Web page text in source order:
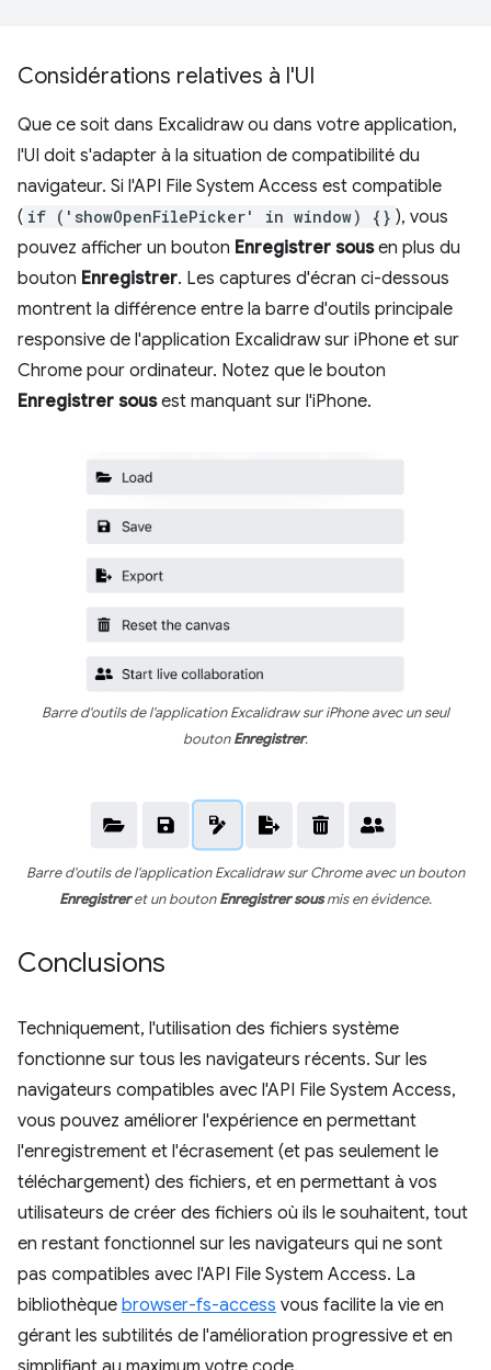
Considérations relatives à l'UI
Que ce soit dans Excalidraw ou dans votre application,
l'UI doit s'adapter à la situation de compatibilité du
navigateur. Si l'API File System Access est compatible
( if ('showOpenFilePicker' in window) {} ), vous
pouvez afficher un bouton Enregistrer sousen plus du
bouton Enregistrer. Les captures d'écran ci-dessous
montrent la différence entre la barre d'outils principale
responsive de l'application Excalidraw sur iPhone et sur
Chrome pour ordinateur. Notez que le bouton
Enregistrer sousest manquant sur l'iPhone.
Barre d'outils de l'application Excalidraw sur iPhone avec un seul
boutonEnregistrer.
Barre d'outils de l'application Excalidraw sur Chrome avec un bouton
Enregistreret un boutonEnregistrer sousmis en évidence.
Conclusions
Techniquement, l'utilisation des fichiers système
fonctionne sur tous les navigateurs récents. Sur les
navigateurs compatibles avec l'API File System Access,
vous pouvez améliorer l'expérience en permettant
l'enregistrement et l'écrasement (et pas seulement le
téléchargement) des fichiers, et en permettant à vos
utilisateurs de créer des fichiers où ils le souhaitent, tout
en restant fonctionnel sur les navigateurs qui ne sont
pas compatibles avec l'API File System Access. La
bibliothèque browser-fs-access vous facilite la vie en
gérant les subtilités de l'amélioration progressive et en